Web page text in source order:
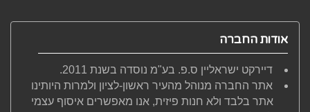
אודות החברה
דיירקט ישראליין ס.פ. בע"מ נוסדה בשנת 2011.
אתר החברה מנוהל מהעיר ראשון-לציון ולמרות היותינו
אתר בלבד ולא חנות פיזית, אנו מאפשרים איסוף עצמי